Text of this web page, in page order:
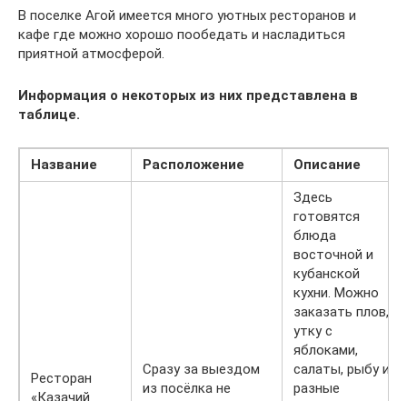
В поселке Агой имеется много уютных ресторанов и
кафе где можно хорошо пообедать и насладиться
приятной атмосферой.
Информация о некоторых из них представлена в
таблице.
Название Расположение Описание
Ресторан
«Казачий
Сразу за выездом
из посёлка не
Здесь
готовятся
блюда
восточной и
кубанской
кухни. Можно
заказать плов,
утку с
яблоками,
салаты, рыбу и
разные